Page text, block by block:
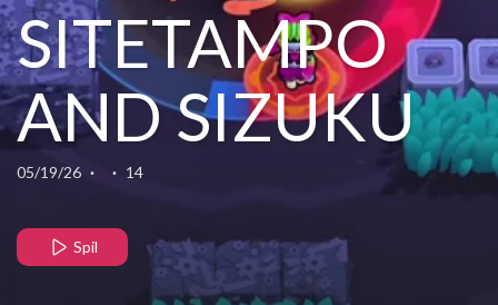
SITETAMPO
AND SIZUKU
GOAT @ZETA
DIVISION Brawl
05/19/26 · · 14
Spil